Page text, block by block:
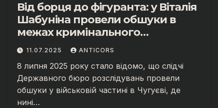
Від борця до фігуранта: у Віталія
Шабуніна провели обшуки в
межах кримінального
провадження.
11.07.2025 ANTICORS
8 липня 2025 року стало відомо, що слідчі
Державного бюро розслідувань провели
обшуки у військовій частині в Чугуєві, де
нині…